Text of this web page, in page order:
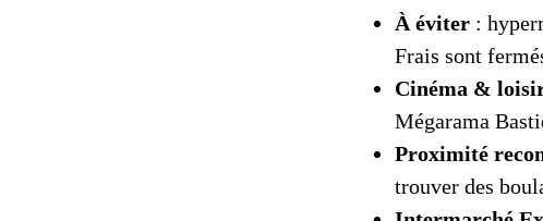
À éviter :
Frais sont
Cinéma &
Mégarama
Proximité
trouver des